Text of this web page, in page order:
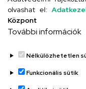
Titkárság
olvashat el:
Központ
További információk
Nélkülözhetetlen
Funkcionális sütik